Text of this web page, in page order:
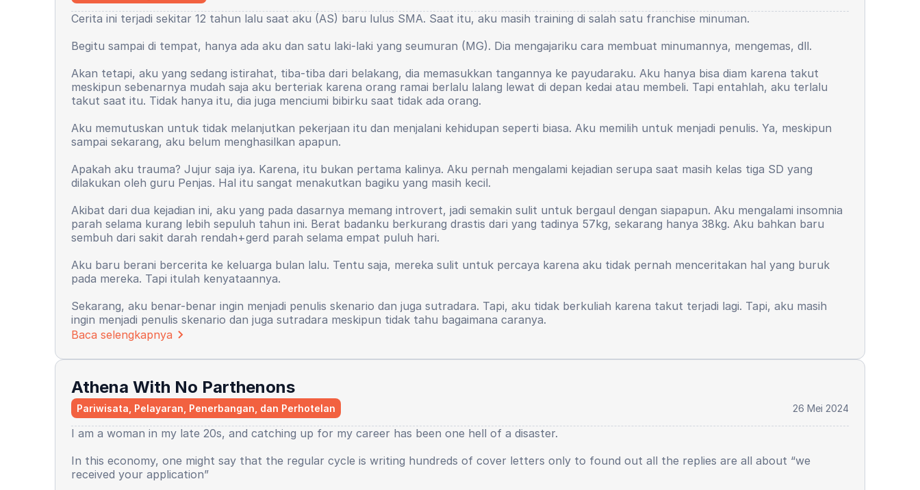
Cerita ini terjadi sekitar 12 tahun lalu saat aku (AS) baru lulus SMA. Saat itu, aku masih training di salah satu franchise minuman.
Begitu sampai di tempat, hanya ada aku dan satu laki-laki yang seumuran (MG). Dia mengajariku cara membuat minumannya, mengemas, dll.
Akan tetapi, aku yang sedang istirahat, tiba-tiba dari belakang, dia memasukkan tangannya ke payudaraku. Aku hanya bisa diam karena takut
meskipun sebenarnya mudah saja aku berteriak karena orang ramai berlalu lalang lewat di depan kedai atau membeli. Tapi entahlah, aku terlalu
takut saat itu. Tidak hanya itu, dia juga menciumi bibirku saat tidak ada orang.
Aku memutuskan untuk tidak melanjutkan pekerjaan itu dan menjalani kehidupan seperti biasa. Aku memilih untuk menjadi penulis. Ya, meskipun
sampai sekarang, aku belum menghasilkan apapun.
Apakah aku trauma? Jujur saja iya. Karena, itu bukan pertama kalinya. Aku pernah mengalami kejadian serupa saat masih kelas tiga SD yang
dilakukan oleh guru Penjas. Hal itu sangat menakutkan bagiku yang masih kecil.
Akibat dari dua kejadian ini, aku yang pada dasarnya memang introvert, jadi semakin sulit untuk bergaul dengan siapapun. Aku mengalami insomnia
parah selama kurang lebih sepuluh tahun ini. Berat badanku berkurang drastis dari yang tadinya 57kg, sekarang hanya 38kg. Aku bahkan baru
sembuh dari sakit darah rendah+gerd parah selama empat puluh hari.
Aku baru berani bercerita ke keluarga bulan lalu. Tentu saja, mereka sulit untuk percaya karena aku tidak pernah menceritakan hal yang buruk
pada mereka. Tapi itulah kenyataannya.
Sekarang, aku benar-benar ingin menjadi penulis skenario dan juga sutradara. Tapi, aku tidak berkuliah karena takut terjadi lagi. Tapi, aku masih
ingin menjadi penulis skenario dan juga sutradara meskipun tidak tahu bagaimana caranya.
Baca selengkapnya
Athena With No Parthenons
Pariwisata, Pelayaran, Penerbangan, dan Perhotelan 26 Mei 2024
I am a woman in my late 20s, and catching up for my career has been one hell of a disaster.
In this economy, one might say that the regular cycle is writing hundreds of cover letters only to found out all the replies are all about “we
received your application”